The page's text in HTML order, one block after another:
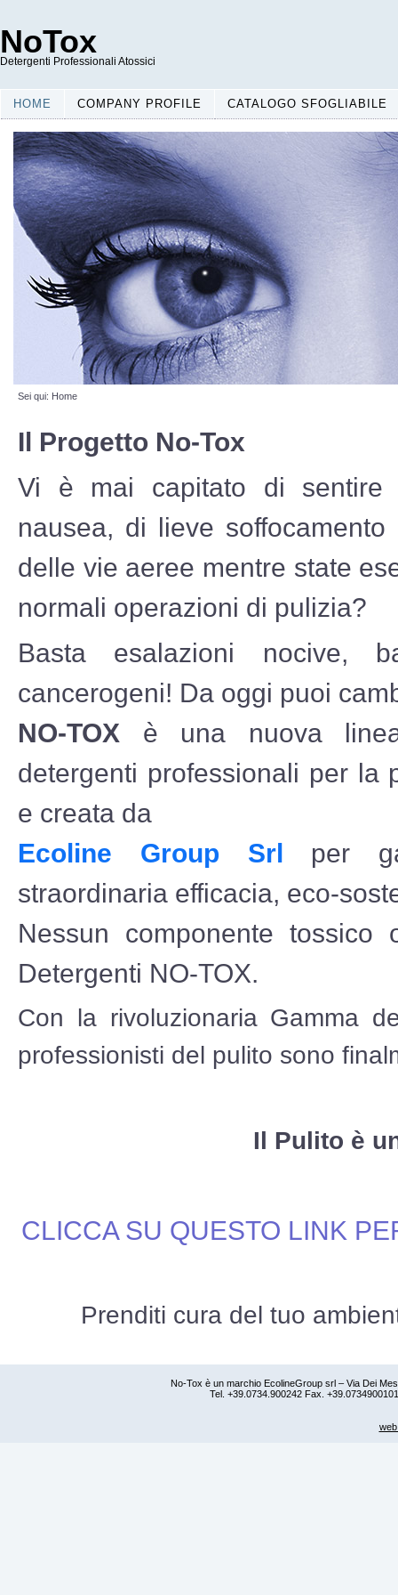
NoTox
Detergenti Professionali Atossici
HOME COMPANY PROFILE CATALOGO SFOGLIABILE
Sei qui: Home
Il Progetto No-Tox
Vi è mai capitato di sentire
nausea, di lieve
delle vie aeree mentre state
normali operazioni di pulizia?
Basta esalazioni nocive,
cancerogeni! Da oggi puoi
NO-TOX è una nuova
detergenti professionali per la
e creata da
Ecoline Group Srl per
straordinaria efficacia, eco-
Nessun componente
Detergenti NO-TOX.
Con la rivoluzionaria Gamma
professionisti del pulito sono
Il Pulito è
CLICCA SU QUESTO LINK
Prenditi cura del tuo
No-Tox è un marchio EcolineGroup srl – Via Dei
Tel. +39.0734.900242 Fax.